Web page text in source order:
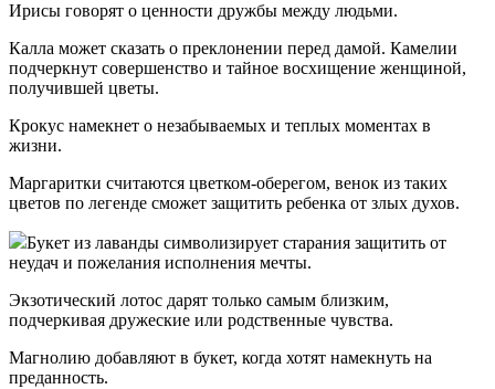
Ирисы говорят о ценности дружбы между людьми.
Калла может сказать о преклонении перед дамой. Камелии
подчеркнут совершенство и тайное восхищение женщиной,
получившей цветы.
Крокус намекнет о незабываемых и теплых моментах в
жизни.
Маргаритки считаются цветком-оберегом, венок из таких
цветов по легенде сможет защитить ребенка от злых духов.
Букет из лаванды символизирует старания защитить от
неудач и пожелания исполнения мечты.
Экзотический лотос дарят только самым близким,
подчеркивая дружеские или родственные чувства.
Магнолию добавляют в букет, когда хотят намекнуть на
преданность.